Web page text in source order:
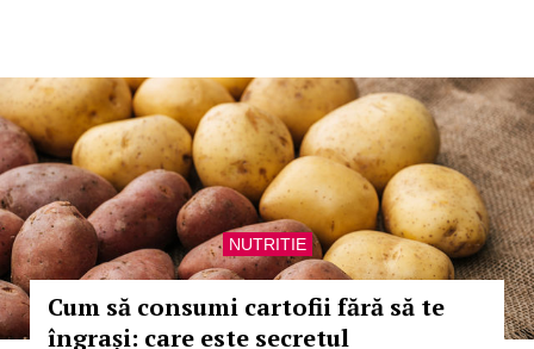
NUTRITIE
Cum să consumi cartofii fără să te
îngrași: care este secretul